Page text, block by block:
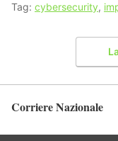
Tag: cybersecurity,
Corriere Nazionale